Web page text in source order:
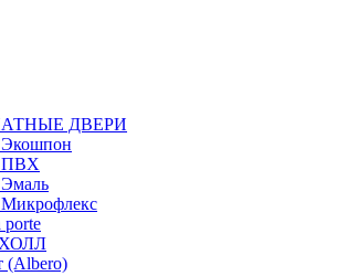
ДВЕРИ
ПВХ
porte
ХОЛЛ
(Albero)